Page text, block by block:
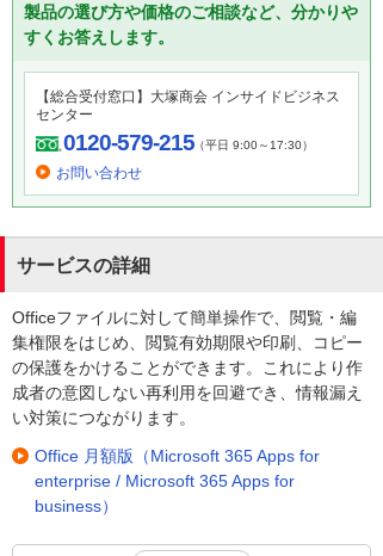
製品の選び方や価格のご相談など、分かりや
すくお答えします。
【総合受付窓口】大塚商会 インサイドビジネス
センター
0120-579-215（平日 9:00～17:30）
お問い合わせ
サービスの詳細
Officeファイルに対して簡単操作で、閲覧・編
集権限をはじめ、閲覧有効期限や印刷、コピー
の保護をかけることができます。これにより作
成者の意図しない再利用を回避でき、情報漏え
い対策につながります。
Office 月額版（Microsoft 365 Apps for
enterprise / Microsoft 365 Apps for
business）